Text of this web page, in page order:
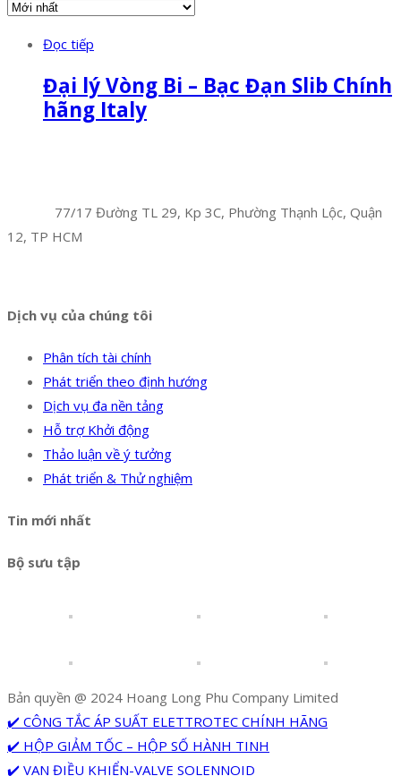
Đọc tiếp
Đại lý Vòng Bi – Bạc Đạn Slib Chính
hãng Italy
77/17 Đường TL 29, Kp 3C, Phường Thạnh Lộc, Quận
12, TP HCM
Dịch vụ của chúng tôi
Phân tích tài chính
Phát triển theo định hướng
Dịch vụ đa nền tảng
Hỗ trợ Khởi động
Thảo luận về ý tưởng
Phát triển & Thử nghiệm
Tin mới nhất
Bộ sưu tập
Bản quyền @ 2024 Hoang Long Phu Company Limited
✔️ CÔNG TẮC ÁP SUẤT ELETTROTEC CHÍNH HÃNG
✔️ HỘP GIẢM TỐC – HỘP SỐ HÀNH TINH
✔️ VAN ĐIỀU KHIỂN-VALVE SOLENNOID